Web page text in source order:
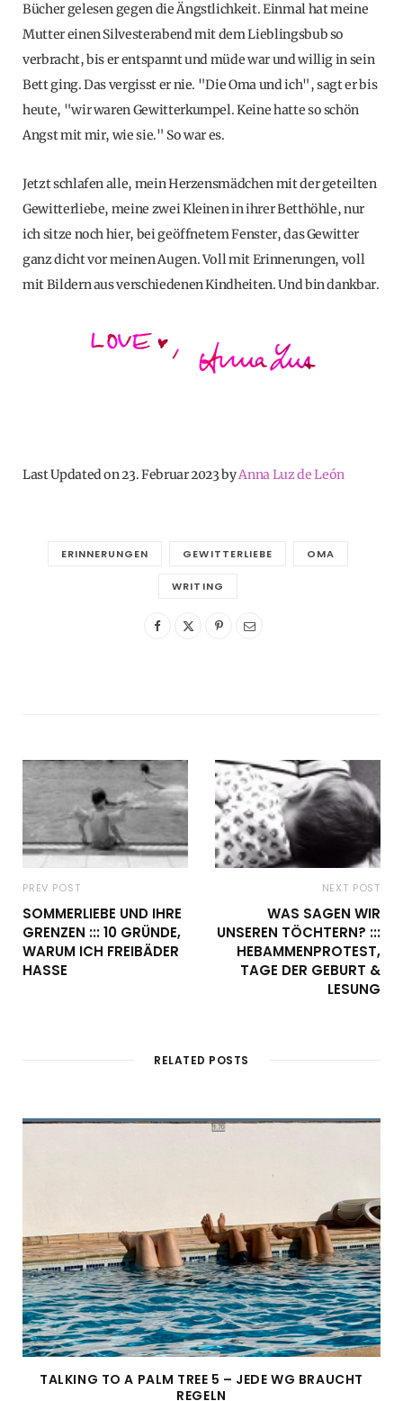
Bücher gelesen gegen die Ängstlichkeit. Einmal hat meine
Mutter einen Silvesterabend mit dem Lieblingsbub so
verbracht, bis er entspannt und müde war und willig in sein
Bett ging. Das vergisst er nie. "Die Oma und ich", sagt er bis
heute, "wir waren Gewitterkumpel. Keine hatte so schön
Angst mit mir, wie sie." So war es.
Jetzt schlafen alle, mein Herzensmädchen mit der geteilten
Gewitterliebe, meine zwei Kleinen in ihrer Betthöhle, nur
ich sitze noch hier, bei geöffnetem Fenster, das Gewitter
ganz dicht vor meinen Augen. Voll mit Erinnerungen, voll
mit Bildern aus verschiedenen Kindheiten. Und bin dankbar.
Last Updated on 23. Februar 2023 byAnna Luz de León
ERINNERUNGEN GEWITTERLIEBE OMA
WRITING
PREV POST
SOMMERLIEBE UND IHRE
GRENZEN ::: 10 GRÜNDE,
WARUM ICH FREIBÄDER
HASSE
NEXT POST
WAS SAGEN WIR
UNSEREN TÖCHTERN? :::
HEBAMMENPROTEST,
TAGE DER GEBURT &
LESUNG
RELATED POSTS
TALKING TO A PALM TREE 5 – JEDE WG BRAUCHT
REGELN